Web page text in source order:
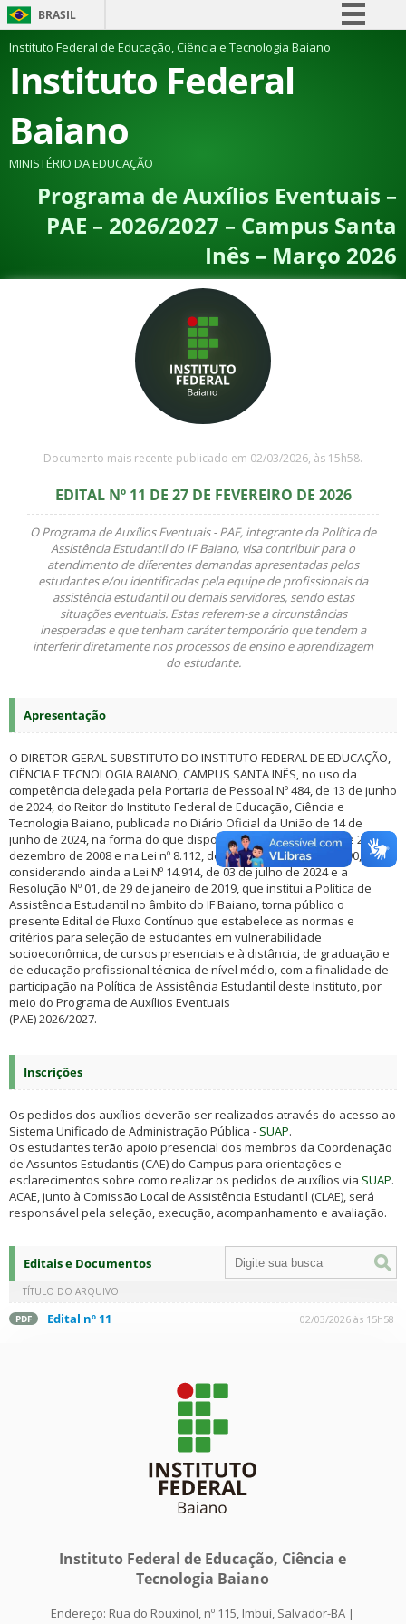
BRASIL
Simplifique!
Comunica BR
Canais
Instituto Federal de Educação, Ciência e Tecnologia Baiano
Instituto Federal
Baiano
MINISTÉRIO DA EDUCAÇÃO
Programa de Auxílios Eventuais –
PAE – 2026/2027 – Campus Santa
Inês – Março 2026
Documento mais recente publicado em 02/03/2026, às 15h58.
EDITAL Nº 11 DE 27 DE FEVEREIRO DE 2026
O Programa de Auxílios Eventuais - PAE, integrante da Política de
Assistência Estudantil do IF Baiano, visa contribuir para o
atendimento de diferentes demandas apresentadas pelos
estudantes e/ou identificadas pela equipe de profissionais da
assistência estudantil ou demais servidores, sendo estas
situações eventuais. Estas referem-se a circunstâncias
inesperadas e que tenham caráter temporário que tendem a
interferir diretamente nos processos de ensino e aprendizagem
do estudante.
Apresentação
O DIRETOR-GERAL SUBSTITUTO DO INSTITUTO FEDERAL DE EDUCAÇÃO,
CIÊNCIA E TECNOLOGIA BAIANO, CAMPUS SANTA INÊS, no uso da
competência delegada pela Portaria de Pessoal Nº 484, de 13 de junho
de 2024, do Reitor do Instituto Federal de Educação, Ciência e
Tecnologia Baiano, publicada no Diário Oficial da União de 14 de
junho de 2024, na forma do que dispõe a Lei Nº 11.892/2008, de 29 de
dezembro de 2008 e na Lei nº 8.112, de 11 de dezembro de 1990,
considerando ainda a Lei Nº 14.914, de 03 de julho de 2024 e a
Resolução Nº 01, de 29 de janeiro de 2019, que institui a Política de
Assistência Estudantil no âmbito do IF Baiano, torna público o
presente Edital de Fluxo Contínuo que estabelece as normas e
critérios para seleção de estudantes em vulnerabilidade
socioeconômica, de cursos presenciais e à distância, de graduação e
de educação profissional técnica de nível médio, com a finalidade de
participação na Política de Assistência Estudantil deste Instituto, por
meio do Programa de Auxílios Eventuais
(PAE) 2026/2027.
Inscrições
Os pedidos dos auxílios deverão ser realizados através do acesso ao
Sistema Unificado de Administração Pública - SUAP.
Os estudantes terão apoio presencial dos membros da Coordenação
de Assuntos Estudantis (CAE) do Campus para orientações e
esclarecimentos sobre como realizar os pedidos de auxílios via SUAP.
ACAE, junto à Comissão Local de Assistência Estudantil (CLAE), será
responsável pela seleção, execução, acompanhamento e avaliação.
Editais e Documentos
TÍTULO DO ARQUIVO
PDF Edital nº 11 02/03/2026 às 15h58
Instituto Federal de Educação, Ciência e
Tecnologia Baiano
Endereço: Rua do Rouxinol, nº 115, Imbuí, Salvador-BA |